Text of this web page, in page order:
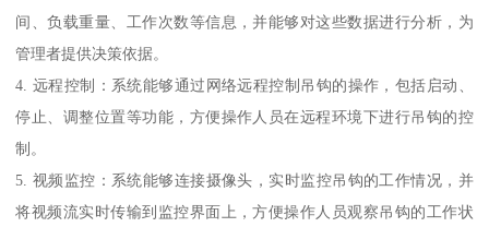
间、负载重量、工作次数等信息，并能够对这些数据进行分析，为
管理者提供决策依据。
4. 远程控制：系统能够通过网络远程控制吊钩的操作，包括启动、
停止、调整位置等功能，方便操作人员在远程环境下进行吊钩的控
制。
5. 视频监控：系统能够连接摄像头，实时监控吊钩的工作情况，并
将视频流实时传输到监控界面上，方便操作人员观察吊钩的工作状